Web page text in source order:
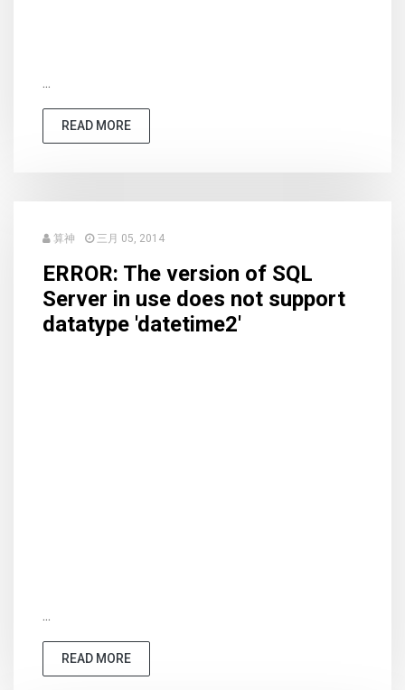
...
READ MORE
算神 三月 05, 2014
ERROR: The version of SQL
Server in use does not support
datatype 'datetime2'
...
READ MORE